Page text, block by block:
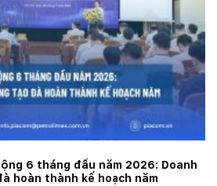
6 tháng đầu năm 2026: Doanh
hoàn thành kế hoạch năm